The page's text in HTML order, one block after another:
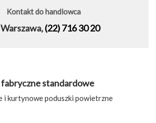
Kontakt do handlowca
Warszawa,(22) 716 30 20
standardowe
i kurtynowe poduszki powietrzne